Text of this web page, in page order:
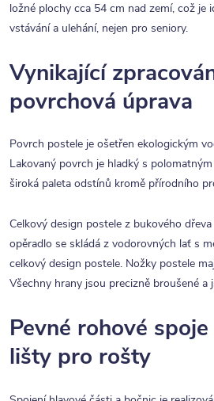
ložné plochy cca 54 cm nad zemí, což je
vstávání a ulehání, nejen pro seniory.
Vynikající
povrchová úprava
Povrch postele je ošetřen ekologickým
Lakovaný povrch je hladký s
široká paleta odstínů kromě přírodního
Celkový design postele z bukového
opěradlo se skládá z vodorovných lať s
celkový design postele. Nožky postele
Všechny hrany jsou precizně broušené a
Pevné rohové
lišty pro rošty